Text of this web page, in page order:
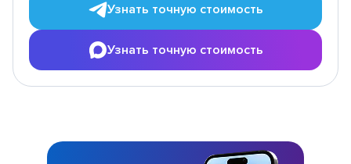
Узнать точную стоимость
Узнать точную стоимость